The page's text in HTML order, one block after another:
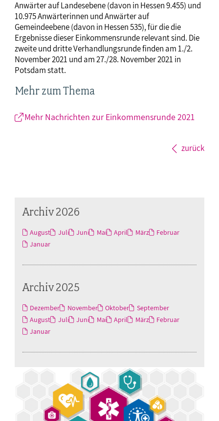
Anwärter auf Landesebene (davon in Hessen 9.455) und
10.975 Anwärterinnen und Anwärter auf
Gemeindeebene (davon in Hessen 535), für die die
Ergebnisse dieser Einkommensrunde relevant sind. Die
zweite und dritte Verhandlungsrunde finden am 1./2.
November 2021 und am 27./28. November 2021 in
Potsdam statt.
Mehr zum Thema
Mehr Nachrichten zur Einkommensrunde 2021
zurück
Archiv 2026
August Juli Juni Mai April März
Februar
Januar
Archiv 2025
Dezember November Oktober
September
August
Juli Juni Mai April März
Februar
Januar